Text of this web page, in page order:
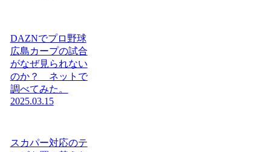
DAZNでプロ野球
広島カープの試合
がなぜ見られない
のか？ ネットで
調べてみた。
2025.03.15
スカパー対応のテ